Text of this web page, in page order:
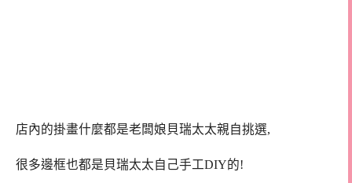
店內的掛畫什麼都是老闆娘貝瑞太太親自挑選,
很多邊框也都是貝瑞太太自己手工DIY的!